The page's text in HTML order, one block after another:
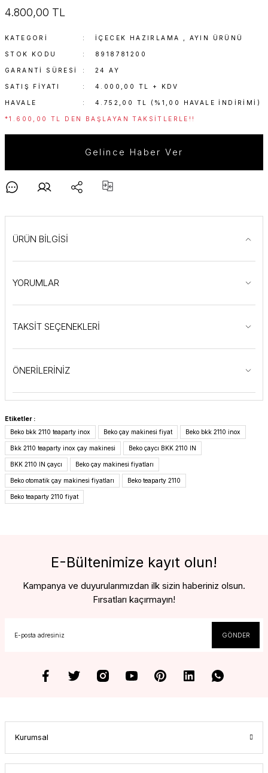
4.800,00 TL
KATEGORI İÇECEK HAZIRLAMA AYIN ÜRÜNÜ
STOK KODU 8918781200
GARANTI SÜRESI 24 AY
SATIŞ FIYATI 4.000,00 TL + KDV
HAVALE 4.752,00 TL (%1,00 HAVALE INDIRIMI)
*1.600,00 TL DEN BAŞLAYAN TAKSITLERLE!!
Gelince Haber Ver
ÜRÜN BİLGİSİ
YORUMLAR
TAKSİT SEÇENEKLERİ
ÖNERİLERİNİZ
Etiketler :
Beko bkk 2110 teaparty inox
Beko çay makinesi fiyat Beko bkk 2110 inox
Bkk 2110 teaparty inox çay makinesi Beko çaycı BKK 2110 IN
BKK 2110 IN çaycı Beko çay makinesi fiyatları
Beko otomatik çay makinesi fiyatları Beko teaparty 2110
Beko teaparty 2110 fiyat
E-Bültenimize kayıt olun!
Kampanya ve duyurularımızdan ilk sizin haberiniz olsun.
Fırsatları kaçırmayın!
GÖNDER
Kurumsal